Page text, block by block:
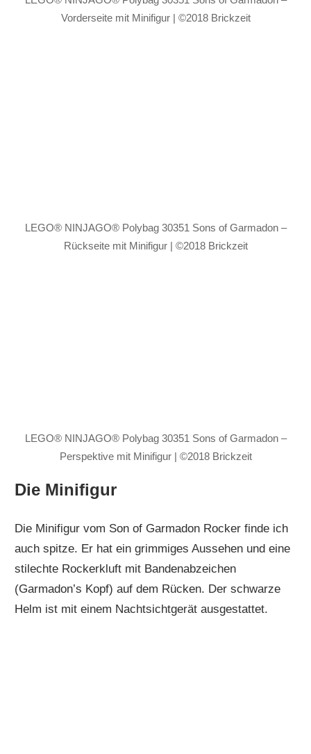
Vorderseite mit Minifigur | ©2018 Brickzeit
LEGO® NINJAGO® Polybag 30351 Sons of Garmadon –
Rückseite mit Minifigur | ©2018 Brickzeit
LEGO® NINJAGO® Polybag 30351 Sons of Garmadon –
Perspektive mit Minifigur | ©2018 Brickzeit
Die Minifigur
Die Minifigur vom Son of Garmadon Rocker finde ich
auch spitze. Er hat ein grimmiges Aussehen und eine
stilechte Rockerkluft mit Bandenabzeichen
(Garmadon’s Kopf) auf dem Rücken. Der schwarze
Helm ist mit einem Nachtsichtgerät ausgestattet.